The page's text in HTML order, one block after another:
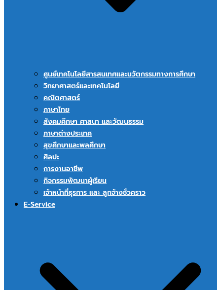
ศูนย์เทคโนโลยีสารสนเทศและนวัตกรรมทางการศึกษา
วิทยาศาสตร์และเทคโนโลยี
คณิตศาสตร์
ภาษาไทย
สังคมศึกษา ศาสนา และวัฒนธรรม
ภาษาต่างประเทศ
สุขศึกษาและพลศึกษา
ศิลปะ
การงานอาชีพ
กิจกรรมพัฒนาผู้เรียน
เจ้าหน้าที่ธุรการ และ ลูกจ้างชั่วคราว
E-Service